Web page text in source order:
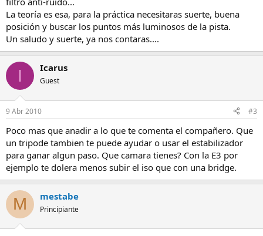
La teoría es esa, para la práctica necesitaras suerte, buena
posición y buscar los puntos más luminosos de la pista.
Un saludo y suerte, ya nos contaras....
I Icarus
Guest
9 Abr 2010 #3
Poco mas que anadir a lo que te comenta el compañero. Que
un tripode tambien te puede ayudar o usar el estabilizador
para ganar algun paso. Que camara tienes? Con la E3 por
ejemplo te dolera menos subir el iso que con una bridge.
M mestabe
Principiante